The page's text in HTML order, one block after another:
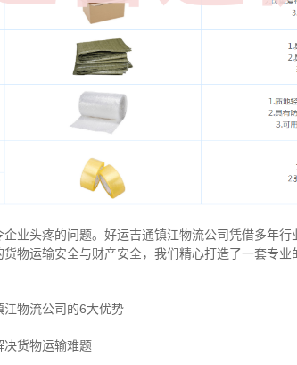
业头疼的问题。好运吉通镇江物流公司凭借多年
物运输安全与财产安全，我们精心打造了一套专
物流公司的6大优势
决货物运输难题